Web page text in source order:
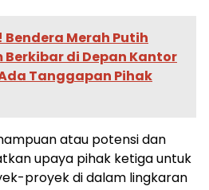
Bendera Merah Putih
Berkibar di Depan Kantor
Ada Tanggapan Pihak
atau potensi dan
upaya pihak ketiga untuk
proyek di dalam lingkaran